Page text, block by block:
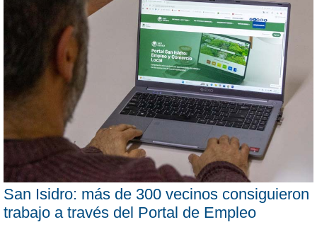
San Isidro: más de 300 vecinos consiguieron
trabajo a través del Portal de Empleo